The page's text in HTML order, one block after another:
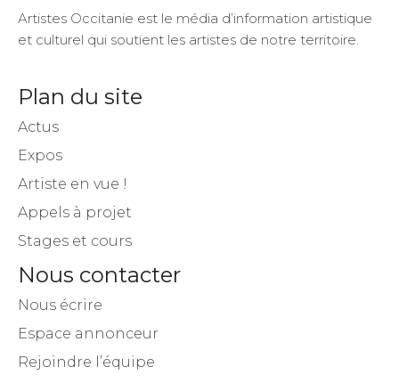
Artistes Occitanie est le média d’information artistique
et culturel qui soutient les artistes de notre territoire.
Plan du site
Actus
Expos
Artiste en vue !
Appels à projet
Stages et cours
Nous contacter
Nous écrire
Espace annonceur
Rejoindre l’équipe